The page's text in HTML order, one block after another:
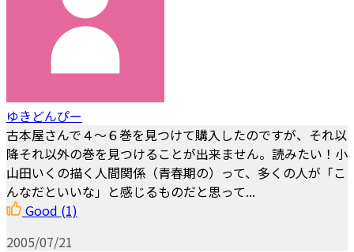
ゆきどんぴー
古本屋さんで４～６巻を見つけて購入したのですが、それ以
降それ以外の巻を見つけることが出来ません。読みたい！小
山田いくの描く人間関係（青春期の）って、多くの人が「こ
んなだといいな」と感じるものだと思って...
Good (1)
2005/07/21